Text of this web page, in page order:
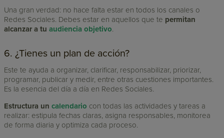
Una gran verdad: no hace falta estar en todos los canales o
Redes Sociales. Debes estar en aquellos que te permitan
alcanzar a tuaudiencia objetivo.
6. ¿Tienes un plan de acción?
Este te ayuda a organizar, clarificar, responsabilizar, priorizar,
programar, publicar y medir, entre otras cuestiones importantes.
Es la esencia del día a día en Redes Sociales.
Estructura uncalendario con todas las actividades y tareas a
realizar: estipula fechas claras, asigna responsables, monitorea
de forma diaria y optimiza cada proceso.